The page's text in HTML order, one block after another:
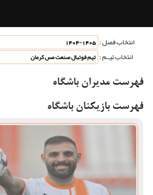
انتخاب فصل :
انتخاب تیــم :
فهرست مدیران باشگاه
فهرست بازیکنان باشگاه